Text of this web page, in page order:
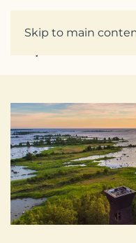
Skip to main